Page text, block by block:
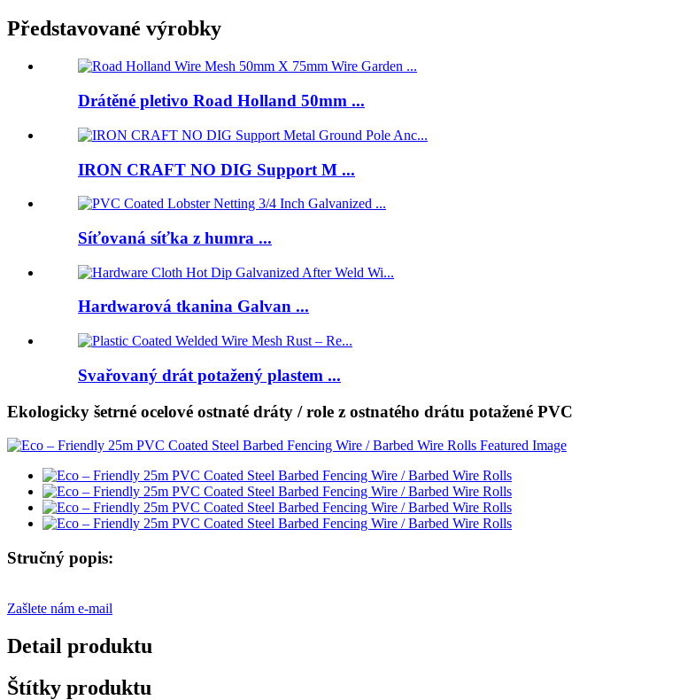
Představované výrobky
Drátěné pletivo Road Holland 50mm ...
IRON CRAFT NO DIG Support M ...
Síťovaná síťka z humra ...
Hardwarová tkanina Galvan ...
Svařovaný drát potažený plastem ...
Ekologicky šetrné ocelové ostnaté dráty / role z ostnatého drátu potažené PVC
Stručný popis:
Zašlete nám e-mail
Detail produktu
Štítky produktu